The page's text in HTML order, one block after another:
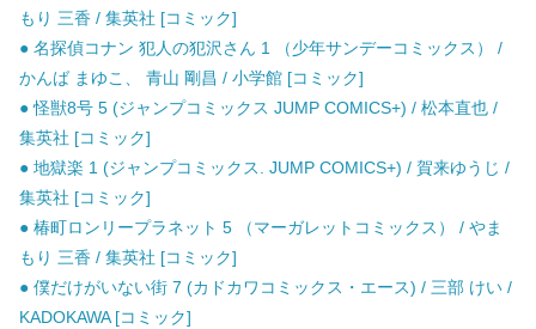
もり 三香 / 集英社 [コミック]
● 名探偵コナン 犯人の犯沢さん 1 （少年サンデーコミックス） /
かんば まゆこ、 青山 剛昌 / 小学館 [コミック]
● 怪獣8号 5 (ジャンプコミックス JUMP COMICS+) / 松本直也 /
集英社 [コミック]
● 地獄楽 1 (ジャンプコミックス. JUMP COMICS+) / 賀来ゆうじ /
集英社 [コミック]
● 椿町ロンリープラネット 5 （マーガレットコミックス） / やま
もり 三香 / 集英社 [コミック]
● 僕だけがいない街 7 (カドカワコミックス・エース) / 三部 けい /
KADOKAWA [コミック]